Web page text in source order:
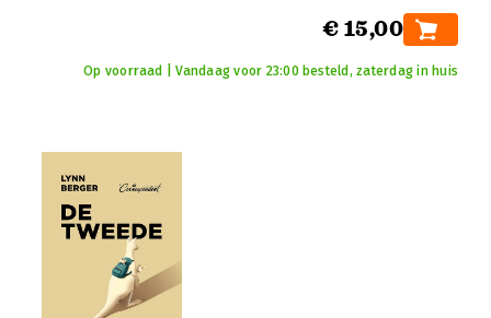
€ 15,00
Op voorraad | Vandaag voor 23:00 besteld, zaterdag in huis